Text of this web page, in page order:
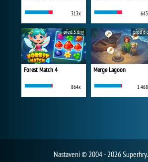
313x
Forest Match 4
864x
před 5 dny
Merge Lagoon
1
před 6
Nastavení© 2004 - 2026